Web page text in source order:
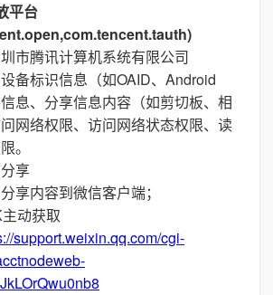
平台
市腾讯计算机系统有限公司
备标识信息（如OAID、Android
息、分享信息内容（如剪切板、相
网络权限、访问网络状态权限、读
。
享
享内容到微信客户端；
动获取
support.weixin.qq.com/cgi-